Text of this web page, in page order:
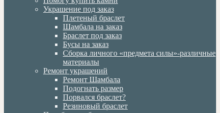
Украшение под заказ
Плетеный браслет
Шамбала на заказ
Браслет под заказ
Бусы на заказ
Сборка личного «предмета силы»-различные
материалы
Ремонт украшений
Ремонт Шамбала
Подогнать размер
Порвался браслет?
Резиновый браслет